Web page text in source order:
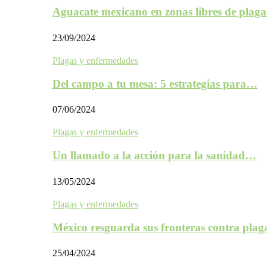
Aguacate mexicano en zonas libres de
23/09/2024
Plagas y enfermedades
Del campo a tu mesa: 5 estrategias para…
07/06/2024
Plagas y enfermedades
Un llamado a la acción para la sanidad…
13/05/2024
Plagas y enfermedades
México resguarda sus fronteras contra
25/04/2024